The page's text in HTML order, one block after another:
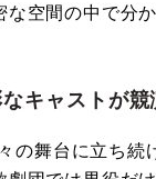
空間の中で分か
キャストが競
の舞台に立ち続